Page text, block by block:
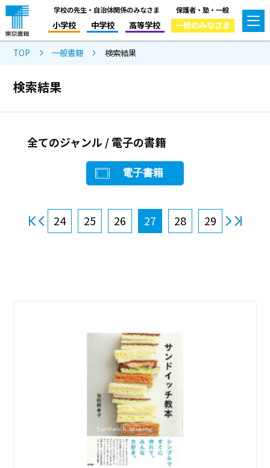
学校の先生・自治体関係のみなさま
小学校 中学校 高等学校
保護者・塾・一般
一般のみなさま
TOP 一般書籍 検索結果
検索結果
全てのジャンル / 電子の書籍
電子書籍
24 25 26 27 28 29